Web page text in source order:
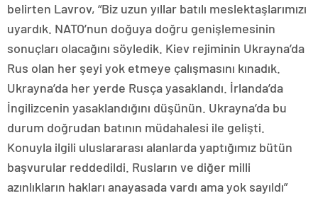
belirten Lavrov, “Biz uzun yıllar batılı meslektaşlarımızı
uyardık. NATO’nun doğuya doğru genişlemesinin
sonuçları olacağını söyledik. Kiev rejiminin Ukrayna’da
Rus olan her şeyi yok etmeye çalışmasını kınadık.
Ukrayna’da her yerde Rusça yasaklandı. İrlanda’da
İngilizcenin yasaklandığını düşünün. Ukrayna’da bu
durum doğrudan batının müdahalesi ile gelişti.
Konuyla ilgili uluslararası alanlarda yaptığımız bütün
başvurular reddedildi. Rusların ve diğer milli
azınlıkların hakları anayasada vardı ama yok sayıldı”